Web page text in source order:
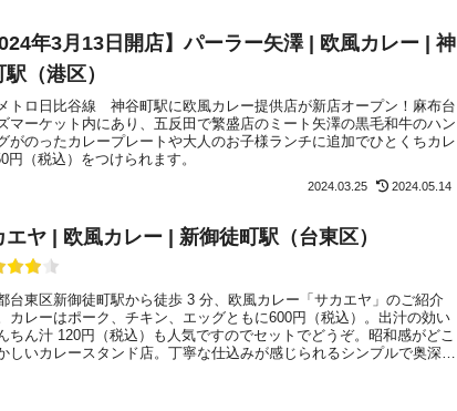
年3月13日開店】パーラー矢澤 | 欧風カレー | 神
（港区）
トロ日比谷線 神谷町駅に欧風カレー提供店が新店オープン！麻布台
マーケット内にあり、五反田で繁盛店のミート矢澤の黒毛和牛のハン
がのったカレープレートや大人のお子様ランチに追加でひとくちカレ
円（税込）をつけられます。
2024.03.25 2024.05.14
エヤ | 欧風カレー | 新御徒町駅（台東区）
台東区新御徒町駅から徒歩 3 分、欧風カレー「サカエヤ」のご紹介
カレーはポーク、チキン、エッグともに600円（税込）。出汁の効い
ちん汁 120円（税込）も人気ですのでセットでどうぞ。昭和感がどこ
しいカレースタンド店。丁寧な仕込みが感じられるシンプルで奥深く